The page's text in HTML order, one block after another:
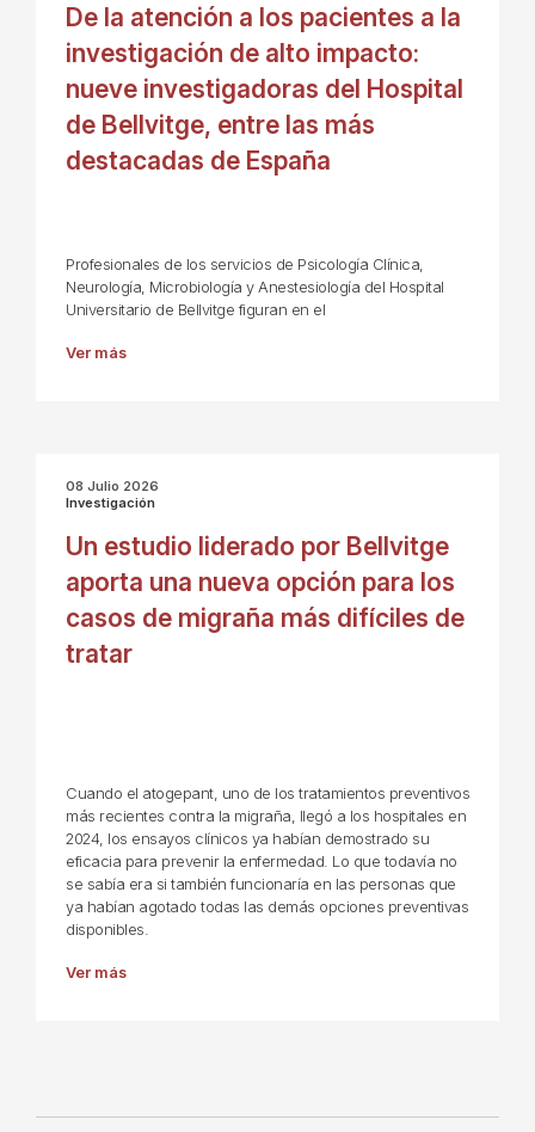
De la atención a los pacientes a la
investigación de alto impacto:
nueve investigadoras del Hospital
de Bellvitge, entre las más
destacadas de España
Profesionales de los servicios de Psicología Clínica,
Neurología, Microbiología y Anestesiología del Hospital
Universitario de Bellvitge figuran en el
Ver más
08 Julio 2026
Investigación
Un estudio liderado por Bellvitge
aporta una nueva opción para los
casos de migraña más difíciles de
tratar
Cuando el atogepant, uno de los tratamientos preventivos
más recientes contra la migraña, llegó a los hospitales en
2024, los ensayos clínicos ya habían demostrado su
eficacia para prevenir la enfermedad. Lo que todavía no
se sabía era si también funcionaría en las personas que
ya habían agotado todas las demás opciones preventivas
disponibles.
Ver más